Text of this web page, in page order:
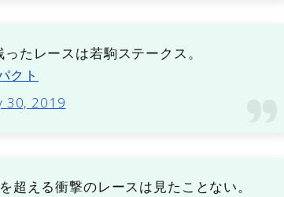
たレースは若駒ステークス。
クト
30, 2019
超える衝撃のレースは見たことない。